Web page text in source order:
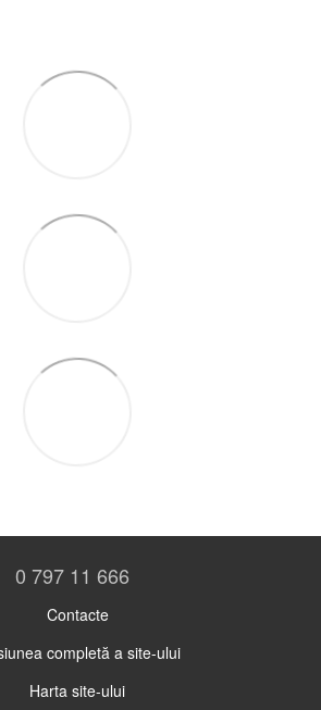
0 797 11 666
Contacte
completă a site-ului
Harta site-ului